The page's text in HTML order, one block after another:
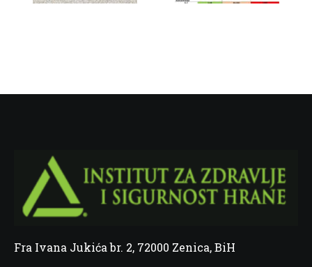
Fra Ivana Jukića br. 2, 72000 Zenica, BiH